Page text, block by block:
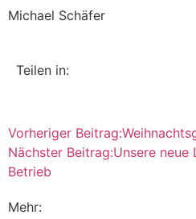
Michael Schäfer
Teilen in:
Vorheriger Beitrag:
Nächster Beitrag:Unsere neue
Betrieb
Mehr: